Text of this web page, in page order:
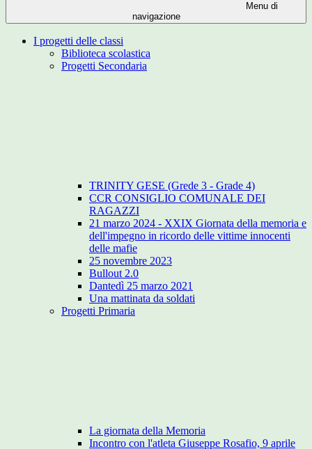
Menu di
navigazione
I progetti delle classi
Biblioteca scolastica
Progetti Secondaria
TRINITY GESE (Grede 3 - Grade 4)
CCR CONSIGLIO COMUNALE DEI
RAGAZZI
21 marzo 2024 - XXIX Giornata della memoria e
dell'impegno in ricordo delle vittime innocenti
delle mafie
25 novembre 2023
Bullout 2.0
Dantedì 25 marzo 2021
Una mattinata da soldati
Progetti Primaria
La giornata della Memoria
Incontro con l'atleta Giuseppe Rosafio, 9 aprile